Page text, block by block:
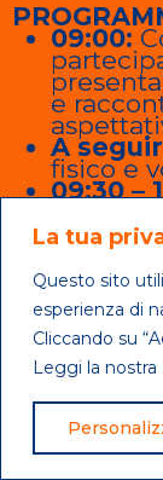
La tua
Questo sito
esperienza di
Cliccando su
Leggi la nostra
09:00:
e
A
fisico e
09:30 –
Ogni
minuti,
11:30 –
13:45 –
sacco
foyer
14:30 –
lezioni
18:00 –
19:00 –